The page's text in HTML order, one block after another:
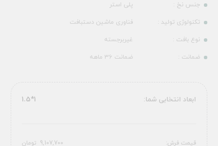
جنس نخ :
پلی استر
تکنولوژی تولید :
فناوری ماشین دستبافت
نوع بافت :
غیربرجسته
ضمانت :
ضمانت 36 ماهه
ابعاد انتخابی شما: 1*1.5
قیمت فرش: 9,107,700 تومان